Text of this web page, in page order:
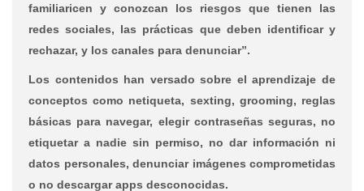
familiaricen y conozcan los riesgos que tienen las
redes sociales, las prácticas que deben identificar y
rechazar, y los canales para denunciar”.
Los contenidos han versado sobre el aprendizaje de
conceptos como netiqueta, sexting, grooming, reglas
básicas para navegar, elegir contraseñas seguras, no
etiquetar a nadie sin permiso, no dar información ni
datos personales, denunciar imágenes comprometidas
o no descargar apps desconocidas.